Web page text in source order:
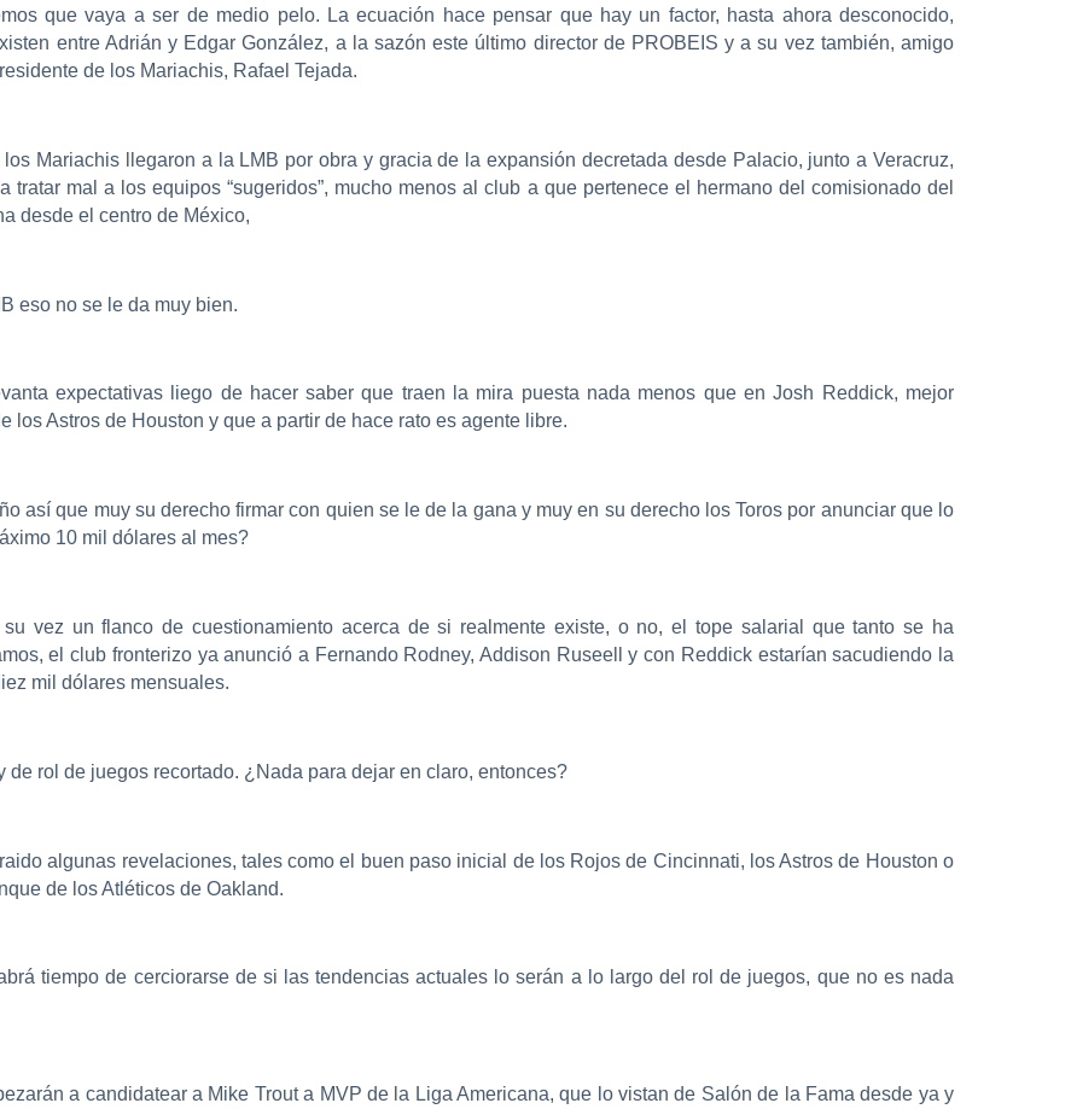
que vaya a ser de medio pelo. La ecuación hace pensar que hay un factor, hasta ahora desconocido,
entre Adrián y Edgar González, a la sazón este último director de PROBEIS y a su vez también, amigo
de los Mariachis, Rafael Tejada.
Mariachis llegaron a la LMB por obra y gracia de la expansión decretada desde Palacio, junto a Veracruz,
mal a los equipos “sugeridos”, mucho menos al club a que pertenece el hermano del comisionado del
desde el centro de México,
eso no se le da muy bien.
expectativas liego de hacer saber que traen la mira puesta nada menos que en Josh Reddick, mejor
los Astros de Houston y que a partir de hace rato es agente libre.
así que muy su derecho firmar con quien se le de la gana y muy en su derecho los Toros por anunciar que lo
10 mil dólares al mes?
vez un flanco de cuestionamiento acerca de si realmente existe, o no, el tope salarial que tanto se ha
el club fronterizo ya anunció a Fernando Rodney, Addison Ruseell y con Reddick estarían sacudiendo la
mil dólares mensuales.
rol de juegos recortado. ¿Nada para dejar en claro, entonces?
algunas revelaciones, tales como el buen paso inicial de los Rojos de Cincinnati, los Astros de Houston o
de los Atléticos de Oakland.
tiempo de cerciorarse de si las tendencias actuales lo serán a lo largo del rol de juegos, que no es nada
a candidatear a Mike Trout a MVP de la Liga Americana, que lo vistan de Salón de la Fama desde ya y